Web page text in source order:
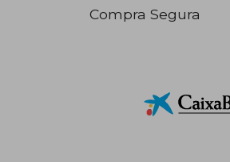
Compra Segura